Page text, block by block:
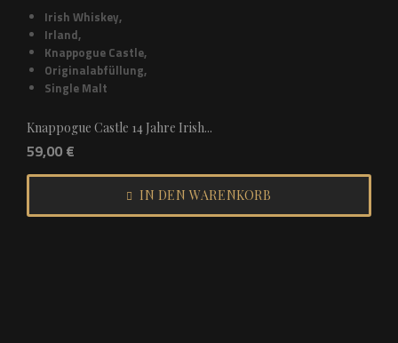
Irish Whiskey,
Irland,
Knappogue Castle,
Originalabfüllung,
Single Malt
Knappogue Castle 14 Jahre Irish...
59,00 €
IN DEN WARENKORB